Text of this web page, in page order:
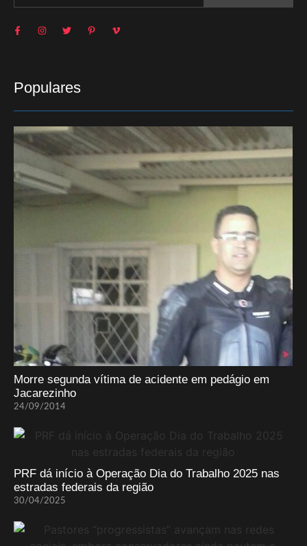
Populares
Morre segunda vítima de acidente em pedágio em
Jacarezinho
24/09/2014
PRF dá início à Operação Dia do Trabalho 2025 nas
estradas federais da região
30/04/2025